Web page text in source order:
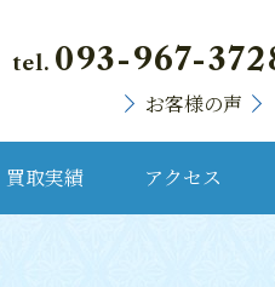
tel. 093-967-
お客様の声
買取実績 アクセス